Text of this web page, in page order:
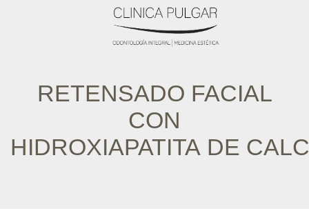
RETENSADO FACIAL
CON
HIDROXIAPATITA DE